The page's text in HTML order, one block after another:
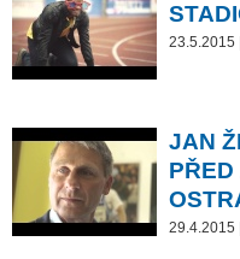
23.5.2015
JAN
29.4.2015